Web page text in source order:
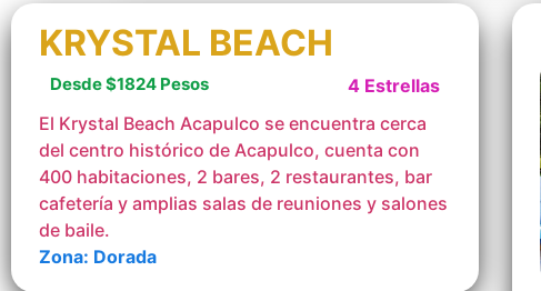
KRYSTAL BEACH
Desde $1824 Pesos
4 Estrellas
El Krystal Beach Acapulco se encuentra cerca
del centro histórico de Acapulco, cuenta con
400 habitaciones, 2 bares, 2 restaurantes, bar
cafetería y amplias salas de reuniones y salones
de baile.
Zona: Dorada